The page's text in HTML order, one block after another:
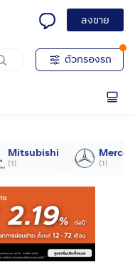
ลงขาย
ตัวกรองรถ
Mitsubishi
(1) (1)